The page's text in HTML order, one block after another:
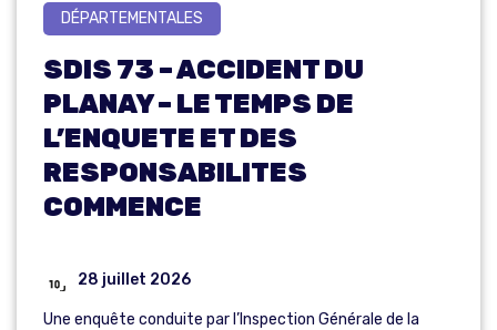
DÉPARTEMENTALES
SDIS 73 – ACCIDENT DU
PLANAY – LE TEMPS DE
L’ENQUETE ET DES
RESPONSABILITES
COMMENCE
28 juillet 2026
Une enquête conduite par l’Inspection Générale de la